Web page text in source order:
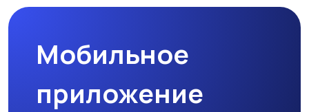
Мобильное
приложение